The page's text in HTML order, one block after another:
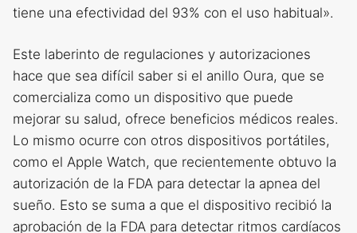
tiene una efectividad del 93% con el uso habitual».
Este laberinto de regulaciones y autorizaciones
hace que sea difícil saber si el anillo Oura, que se
comercializa como un dispositivo que puede
mejorar su salud, ofrece beneficios médicos reales.
Lo mismo ocurre con otros dispositivos portátiles,
como el Apple Watch, que recientemente obtuvo la
autorización de la FDA para detectar la apnea del
sueño. Esto se suma a que el dispositivo recibió la
aprobación de la FDA para detectar ritmos cardíacos